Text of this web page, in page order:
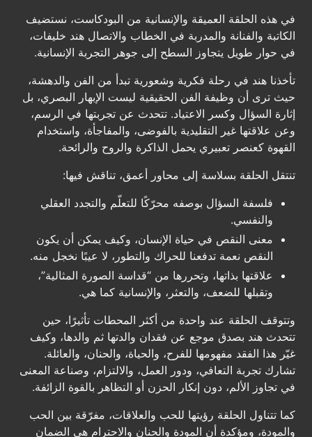
في هذه الحلقة العميقة والإنسانية من البودكاست، نستضيف
الكاتبة والفنانة والمدربة في الخطاب والاتصال هند خليفات،
في حوار طويل يتجاوز السطح إلى جوهر التجربة الإنسانية.
تأخذنا هند في رحلة فكرية وشعورية تبدأ من الفن والدهشة،
حيث ترى أن وظيفة الفن الحقيقية ليست الإبهار البصري، بل
إثارة السؤال وكسر الاعتياد. تتحدث عن تجربتها في الرسم،
وعن علاقتها غير التقليدية بالفوضى، والمفاجأة، واستخدام
القهوة كعنصر تعبيري يحمل الذاكرة والروح والرائحة.
تنتقل الحلقة بسلاسة إلى محاور أعمق، تناقش فيها:
فلسفة السؤال بوصفه محرّكًا للتعلّم والتجدد العقلي
والنفسي.
معنى النقص في حياة الإنسان، وكيف يمكن أن يكون
النقص نعمة تدفعنا للحراك والتطور، لا عيبًا نخجل منه.
علاقتها بذاتها، وتحررها من “قداسة الصورة المثالية”،
وتقبلها للضعف، والتعثر، والإنسانية كما هي.
وتتوقف الحلقة عند واحدة من أكثر المحطات تأثيرًا، حين
تتحدث هند بصدق موجع عن فقدان والدتها ثم والدها، وكيف
غيّر هذا الفقد مفهومها للفرح، والحياة، والحنان، والعائلة.
تشارك تجربة التعافي، ودور العمل، والالتزام، وصناعة المعنى
في تجاوز الألم، دون إنكار الحزن أو التظاهر بالقوة الزائفة.
كما تتناول الحلقة رؤيتها للحب والعلاقات، مفرّقة بين الحب
والمودة، ومؤكدة أن المودة والحنان والاحترام هي الضمان